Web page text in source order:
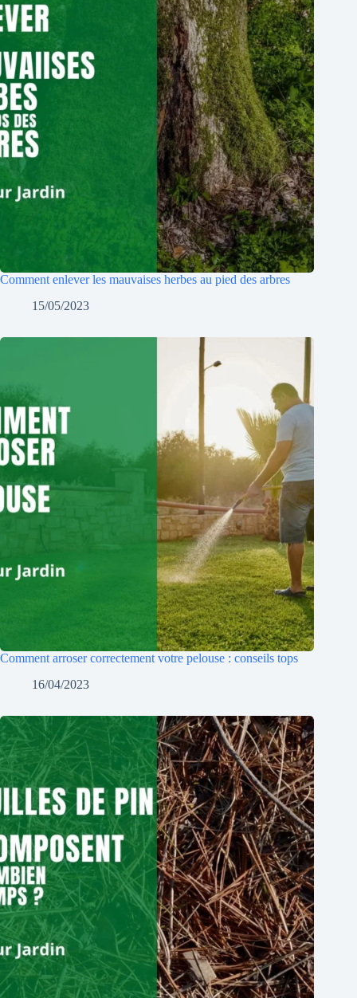
Comment enlever les mauvaises herbes au pied des arbres
15/05/2023
Comment arroser correctement votre pelouse : conseils tops
16/04/2023